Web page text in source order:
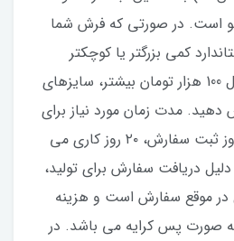
است. در صورتی که فرش شما
کمی بزرگتر یا کوچکتر
باشند، می توانید در قبال 100 هزار تومان بیشتر، سایزهای
دهید. مدت زمان مورد نیاز برای
تولید این کاور فرش از روز ثبت سفارش، ۲۰ روز کاری می
دریافت سفارش برای تولید،
موقع سفارش است و هزینه
صورت پس کرایه می باشد. در